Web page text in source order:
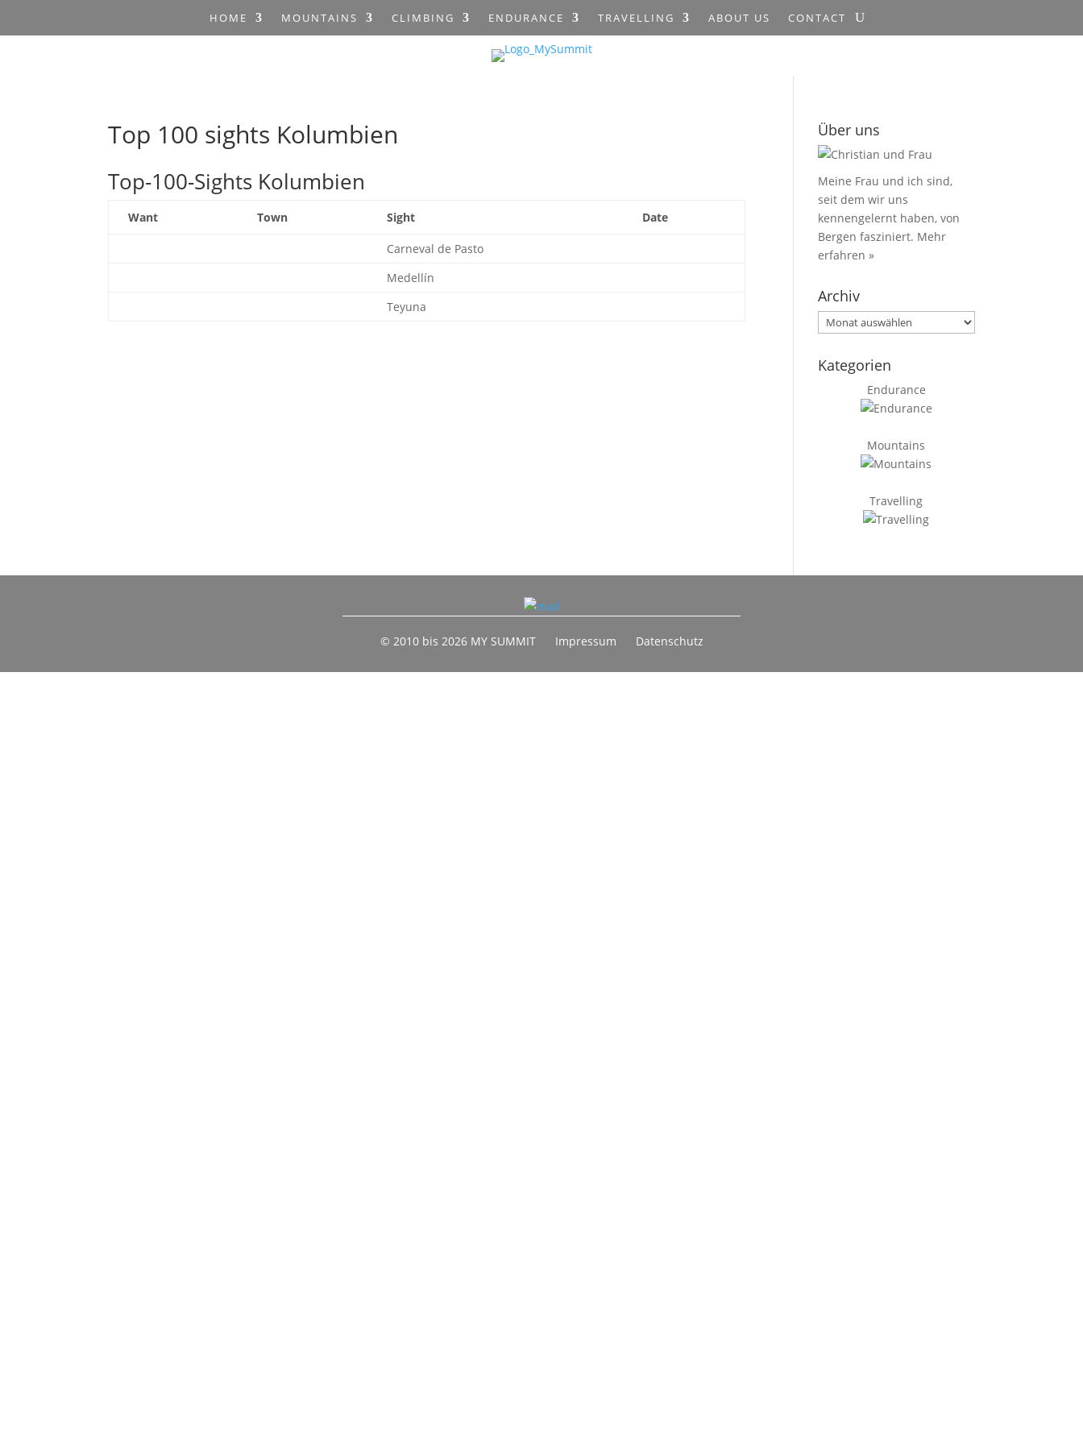
HOME MOUNTAINS CLIMBING ENDURANCE TRAVELLING ABOUT US CONTACT
Top 100 sights Kolumbien
Top-100-Sights Kolumbien
Want Town Sight Date
Carneval de Pasto
Medellín
Teyuna
Über uns
Meine Frau und ich sind,
seit dem wir uns
kennengelernt haben, von
Bergen fasziniert. Mehr
erfahren »
Archiv
Archiv
Kategorien
Endurance
Mountains
Travelling
© 2010 bis 2026 MY SUMMIT Impressum Datenschutz